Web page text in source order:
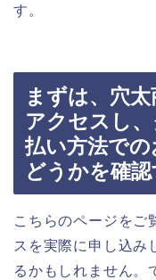
す。
まずは、穴
アクセスし
払い方法で
どうかを確認
こちらのページをご
スを実際に申し込み
るかもしれません。